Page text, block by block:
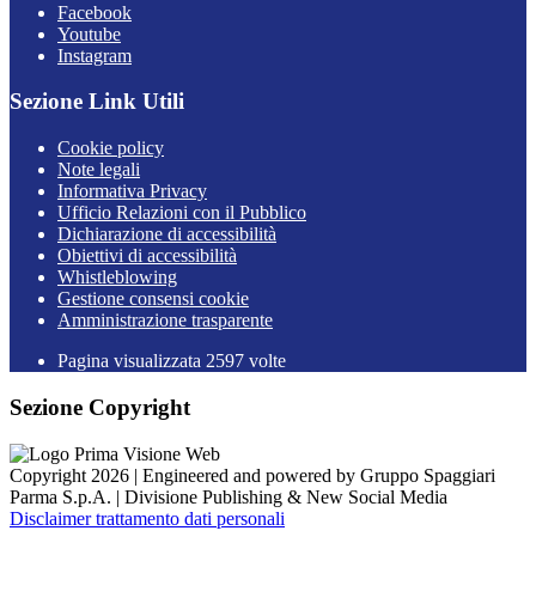
Facebook
Youtube
Instagram
Sezione Link Utili
Cookie policy
Note legali
Informativa Privacy
Ufficio Relazioni con il Pubblico
Dichiarazione di accessibilità
Obiettivi di accessibilità
Whistleblowing
Gestione consensi cookie
Amministrazione trasparente
Pagina visualizzata 2597 volte
Sezione Copyright
Copyright 2026 | Engineered and powered by Gruppo Spaggiari
Parma S.p.A. | Divisione Publishing & New Social Media
Disclaimer trattamento dati personali